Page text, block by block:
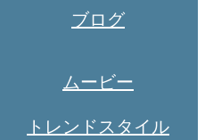
ブログ
ムービー
トレンドスタイル